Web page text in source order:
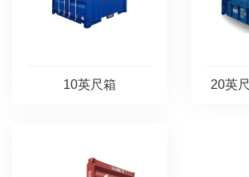
10英尺箱 20英